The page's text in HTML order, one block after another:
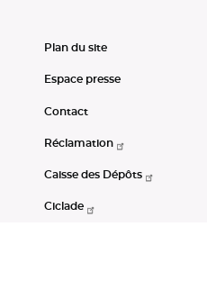
Plan du site
Espace presse
Contact
Réclamation
Caisse des Dépôts
Ciclade